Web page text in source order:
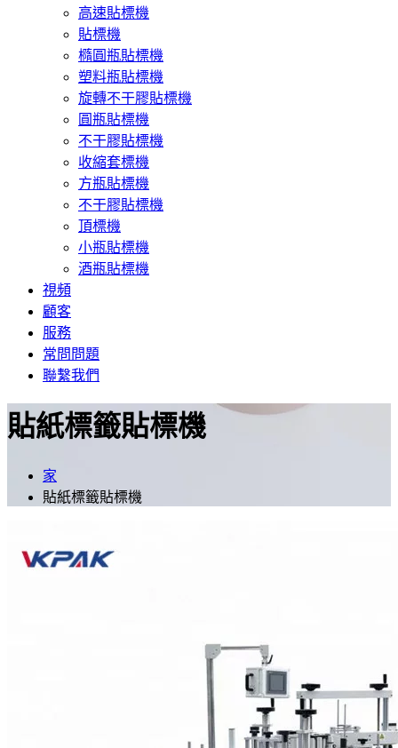
高速貼標機
貼標機
橢圓瓶貼標機
塑料瓶貼標機
旋轉不干膠貼標機
圓瓶貼標機
不干膠貼標機
收縮套標機
方瓶貼標機
不干膠貼標機
頂標機
小瓶貼標機
酒瓶貼標機
視頻
顧客
服務
常問問題
聯繫我們
貼紙標籤貼標機
家
貼紙標籤貼標機